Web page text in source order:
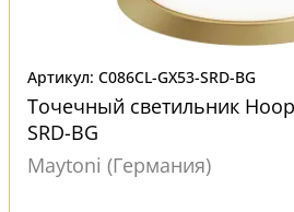
Артикул: C086CL-GX53-SRD-BG
Точечный светильник Hoop
SRD-BG
Maytoni (Германия)